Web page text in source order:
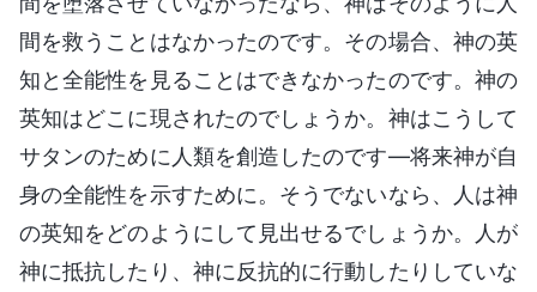
間を救うことはなかったのです。その場合、神の英
知と全能性を見ることはできなかったのです。神の
英知はどこに現されたのでしょうか。神はこうして
サタンのために人類を創造したのです―将来神が自
身の全能性を示すために。そうでないなら、人は神
の英知をどのようにして見出せるでしょうか。人が
神に抵抗したり、神に反抗的に行動したりしていな